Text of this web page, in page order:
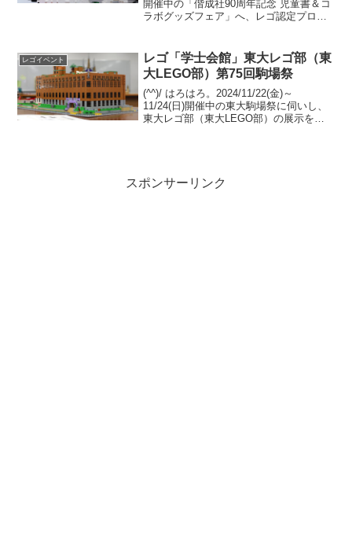
開催中の「偕成社90周年記念 児童書＆コ
ラボグッズフェア」へ、レゴ認定プロビ
ン」を観に伺いました。2026/4/...
レゴイベント
レゴ「学士会館」東大レゴ部（東
大LEGO部）第75回駒場祭
(^^)/ はろはろ。2024/11/22(金)～
11/24(日)開催中の東大駒場祭に伺いし、
東大レゴ部（東大LEGO部）の展示を観
スポンサーリンク